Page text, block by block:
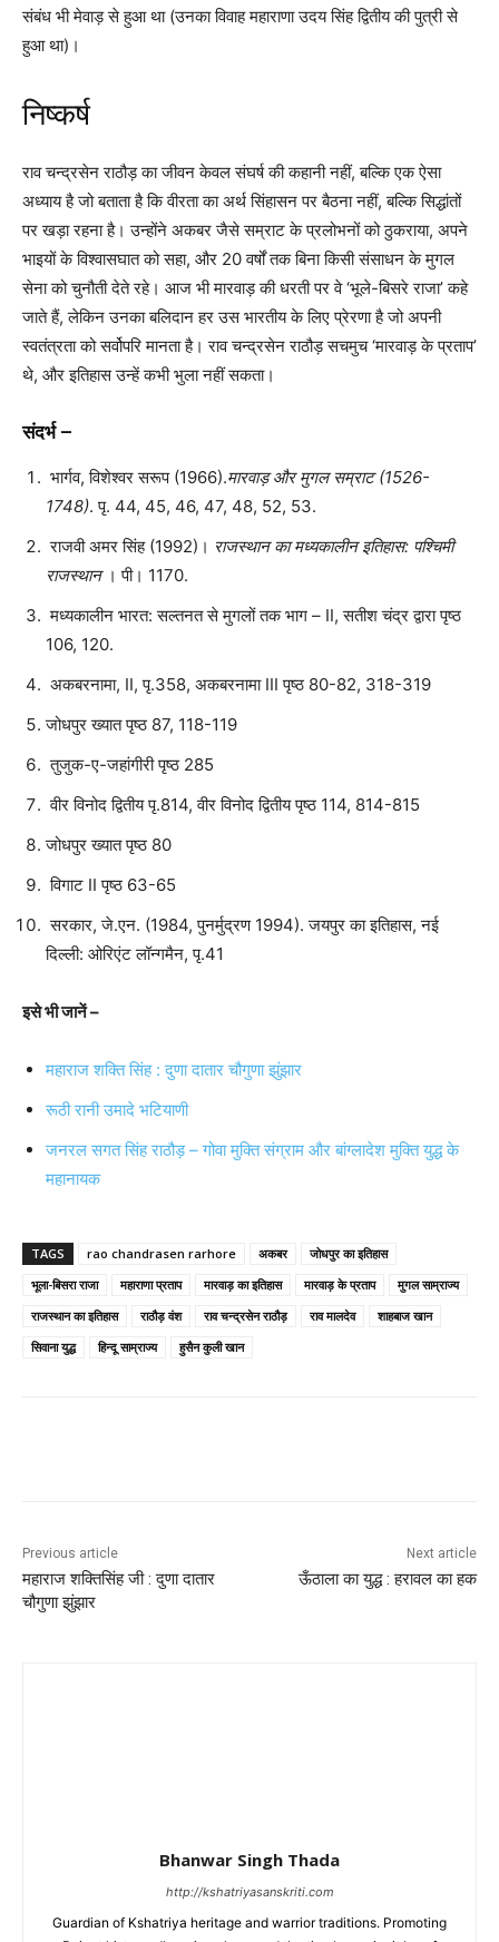
संबंध भी मेवाड़ से हुआ था (उनका विवाह महाराणा उदय सिंह द्वितीय की पुत्री से
हुआ था)।
निष्कर्ष
राव चन्द्रसेन राठौड़ का जीवन केवल संघर्ष की कहानी नहीं, बल्कि एक ऐसा
अध्याय है जो बताता है कि वीरता का अर्थ सिंहासन पर बैठना नहीं, बल्कि सिद्धांतों
पर खड़ा रहना है। उन्होंने अकबर जैसे सम्राट के प्रलोभनों को ठुकराया, अपने
भाइयों के विश्वासघात को सहा, और 20 वर्षों तक बिना किसी संसाधन के मुगल
सेना को चुनौती देते रहे। आज भी मारवाड़ की धरती पर वे ‘भूले-बिसरे राजा’ कहे
जाते हैं, लेकिन उनका बलिदान हर उस भारतीय के लिए प्रेरणा है जो अपनी
स्वतंत्रता को सर्वोपरि मानता है। राव चन्द्रसेन राठौड़ सचमुच ‘मारवाड़ के प्रताप’
थे, और इतिहास उन्हें कभी भुला नहीं सकता।
संदर्भ –
भार्गव, विशेश्वर सरूप (1966).मारवाड़ और मुगल सम्राट (1526-
1748). पृ. 44, 45, 46, 47, 48, 52, 53.
राजवी अमर सिंह (1992)। राजस्थान का मध्यकालीन इतिहास: पश्चिमी
राजस्थान। पी। 1170.
मध्यकालीन भारत: सल्तनत से मुगलों तक भाग – II, सतीश चंद्र द्वारा पृष्ठ
106, 120.
अकबरनामा, II, पृ.358, अकबरनामा III पृष्ठ 80-82, 318-319
जोधपुर ख्यात पृष्ठ 87, 118-119
तुजुक-ए-जहांगीरी पृष्ठ 285
वीर विनोद द्वितीय पृ.814, वीर विनोद द्वितीय पृष्ठ 114, 814-815
जोधपुर ख्यात पृष्ठ 80
विगाट II पृष्ठ 63-65
सरकार, जे.एन. (1984, पुनर्मुद्रण 1994). जयपुर का इतिहास, नई
दिल्ली: ओरिएंट लॉन्गमैन, पृ.41
इसे भी जानें –
महाराज शक्ति सिंह : दुणा दातार चौगुणा झुंझार
रूठी रानी उमादे भटियाणी
जनरल सगत सिंह राठौड़ – गोवा मुक्ति संग्राम और बांग्लादेश मुक्ति युद्ध के
महानायक
TAGS rao chandrasen rarhore अकबर
जोधपुर का इतिहास
भूला-बिसरा राजा
महाराणा प्रताप मारवाड़ का इतिहास मारवाड़ के प्रताप
मुगल साम्राज्य
राजस्थान का इतिहास
राठौड़ वंश राव चन्द्रसेन राठौड़ राव मालदेव
शाहबाज खान
सिवाना युद्ध
हिन्दू साम्राज्य हुसैन कुली खान
Previous article
महाराज शक्तिसिंह जी : दुणा दातार
चौगुणा झुंझार
Next article
ऊँठाला का युद्ध : हरावल का हक
Bhanwar Singh Thada
http://kshatriyasanskriti.com
Guardian of Kshatriya heritage and warrior traditions. Promoting